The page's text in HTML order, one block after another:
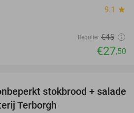
9.1 star
Regulier €45
€27,50
44%
stokbrood + salade
Terborgh